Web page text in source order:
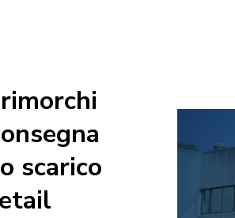
scarico